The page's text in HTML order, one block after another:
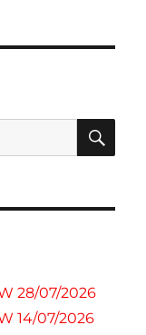
28/07/2026
14/07/2026